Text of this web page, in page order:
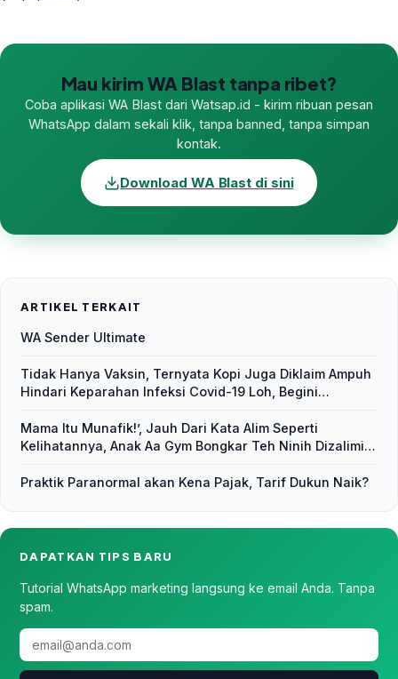
Mau kirim WA Blast tanpa ribet?
Coba aplikasi WA Blast dari Watsap.id - kirim ribuan pesan
WhatsApp dalam sekali klik, tanpa banned, tanpa simpan
kontak.
Download WA Blast di sini
ARTIKEL TERKAIT
WA Sender Ultimate
Tidak Hanya Vaksin, Ternyata Kopi Juga Diklaim Ampuh
Hindari Keparahan Infeksi Covid-19 Loh, Begini
Mama Itu Munafik!’, Jauh Dari Kata Alim Seperti
Kelihatannya, Anak Aa Gym Bongkar Teh Ninih Dizalimi
Praktik Paranormal akan Kena Pajak, Tarif Dukun Naik?
DAPATKAN TIPS BARU
Tutorial WhatsApp marketing langsung ke email Anda. Tanpa
spam.